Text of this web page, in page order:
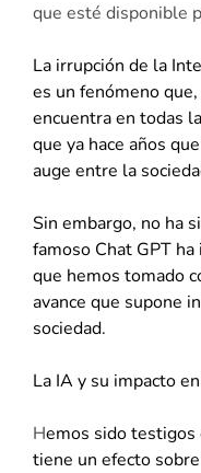
que esté disponible
La irrupción de la
es un fenómeno
encuentra en todas
que ya hace años
auge entre la
Sin embargo, no ha
famoso Chat GPT
que hemos tomado
avance que supone
sociedad.
La IA y su impacto
Hemos sido
tiene un efecto